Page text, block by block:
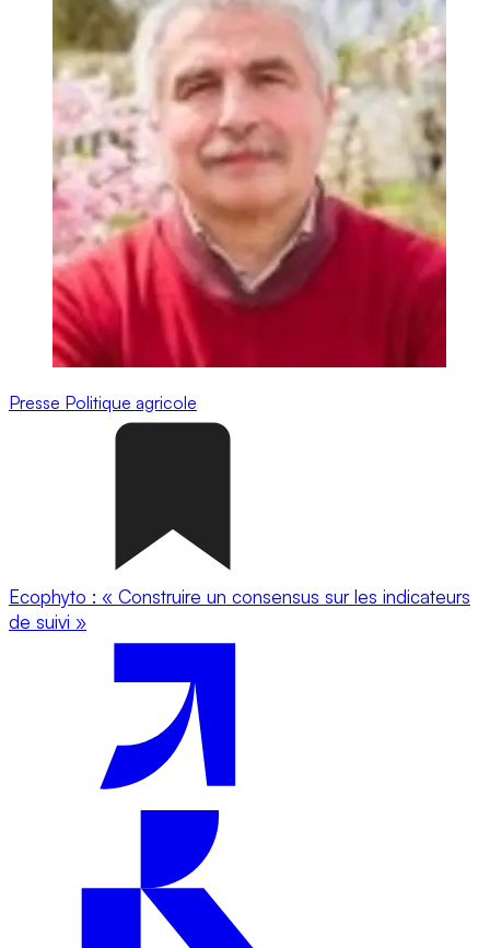
Presse Politique agricole
Ecophyto : « Construire un consensus sur les indicateurs
de suivi »